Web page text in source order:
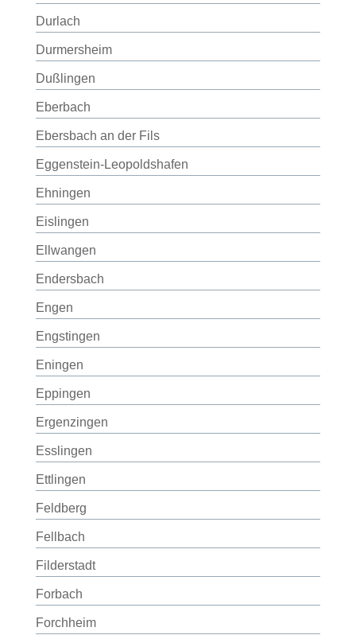
Durlach
Durmersheim
Dußlingen
Eberbach
Ebersbach an der Fils
Eggenstein-Leopoldshafen
Ehningen
Eislingen
Ellwangen
Endersbach
Engen
Engstingen
Eningen
Eppingen
Ergenzingen
Esslingen
Ettlingen
Feldberg
Fellbach
Filderstadt
Forbach
Forchheim